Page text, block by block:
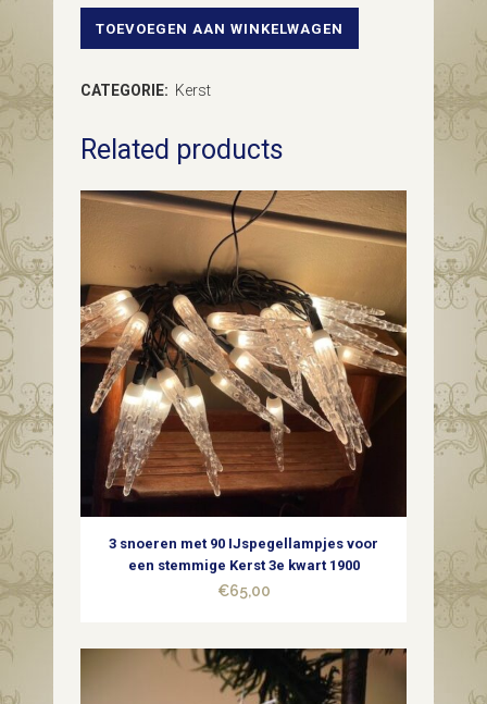
Oude
relief
met
geblazen
kerstbal
van
dun
zilver
midden
TOEVOEGEN AAN WINKELWAGEN
CATEGORIE: Kerst
Related products
3 snoeren met 90 IJspegellampjes voor
een stemmige Kerst 3e kwart 1900
€65,00